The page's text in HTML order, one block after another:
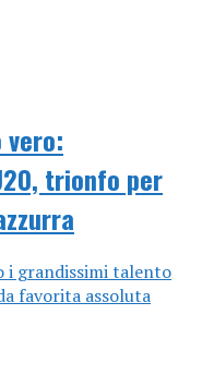
vero:
trionfo per
i grandissimi talento
favorita assoluta